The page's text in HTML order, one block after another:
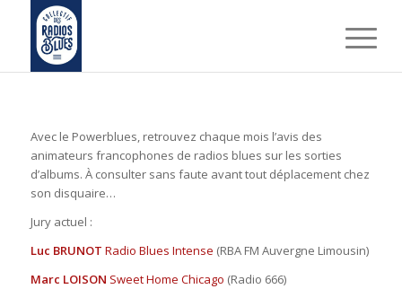
Avec le Powerblues, retrouvez chaque mois l’avis des
animateurs francophones de radios blues sur les sorties
d’albums. À consulter sans faute avant tout déplacement chez
son disquaire…
Jury actuel :
Luc BRUNOT Radio Blues Intense (RBA FM Auvergne Limousin)
Marc LOISON Sweet Home Chicago (Radio 666)